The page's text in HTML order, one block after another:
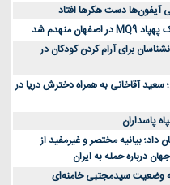
آیفون‌ها دست هکرها افتاد
برای آرام کردن کودکان در
آقاخانی به همراه دخترش دریا در
بیانیه مختصر و غیرمفید از
درباره حمله به ایران
وضعیت سیدمجتبی خامنه‌ای